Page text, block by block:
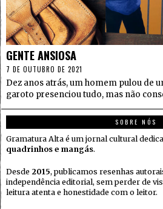
GENTE ANSIOSA
7 DE OUTUBRO DE 2021
Dez anos atrás, um homem pulou de
garoto presenciou tudo, mas não
SOBRE NÓS
Gramatura Alta é um jornal cultural
quadrinhos e mangás.
Desde 2015, publicamos resenhas
independência editorial, sem perder de
leitura atenta e honestidade com o leitor.